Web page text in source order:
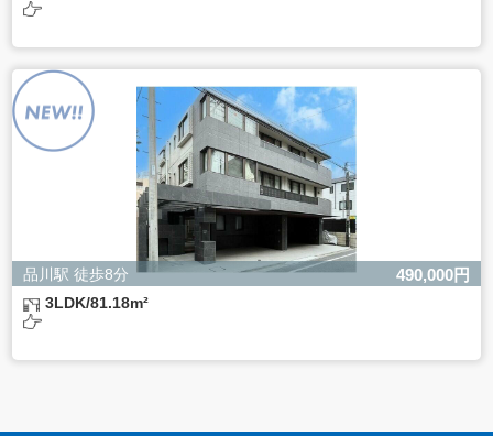
品川駅 徒歩8分 490,000円
3LDK/81.18m²